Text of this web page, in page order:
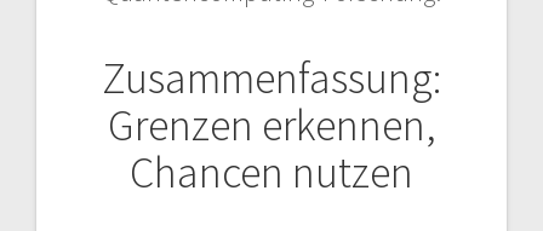
Zusammenfassung:
Grenzen erkennen,
Chancen nutzen